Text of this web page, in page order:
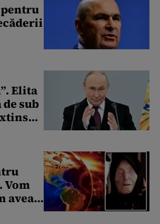
Elita
de sub
Vom
avea